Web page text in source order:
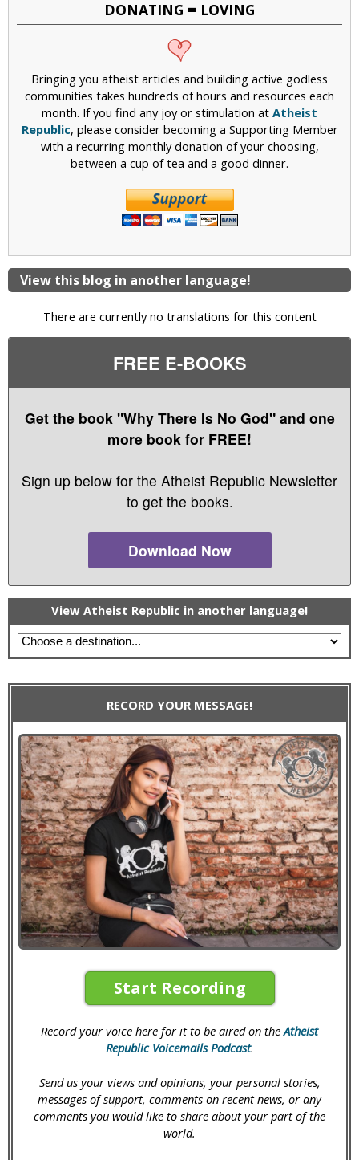
DONATING = LOVING
Bringing you atheist articles and building active godless
communities takes hundreds of hours and resources each
month. If you find any joy or stimulation at Atheist
Republic, please consider becoming a Supporting Member
with a recurring monthly donation of your choosing,
between a cup of tea and a good dinner.
View this blog in another language!
There are currently no translations for this content
FREE E-BOOKS
Get the book "Why There Is No God" and one
more book for FREE!
Sign up below for the Atheist Republic Newsletter
to get the books.
Download Now
View Atheist Republic in another language!
RECORD YOUR MESSAGE!
Start Recording
Record your voice here for it to be aired on theAtheist
Republic Voicemails Podcast.
Send us your views and opinions, your personal stories,
messages of support, comments on recent news, or any
comments you would like to share about your part of the
world.